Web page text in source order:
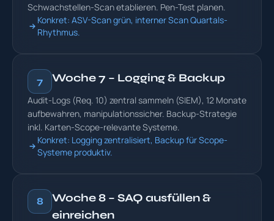
Schwachstellen-Scan etablieren. Pen-Test planen.
Konkret: ASV-Scan grün, interner Scan Quartals-
Rhythmus.
7 Woche 7 – Logging & Backup
Audit-Logs (Req. 10) zentral sammeln (SIEM), 12 Monate
aufbewahren, manipulationssicher. Backup-Strategie
inkl. Karten-Scope-relevante Systeme.
Konkret: Logging zentralisiert, Backup für Scope-
Systeme produktiv.
8
Woche 8 – SAQ ausfüllen &
einreichen